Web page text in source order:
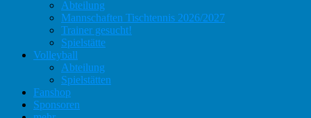
Abteilung
Mannschaften Tischtennis 2026/2027
Trainer gesucht!
Spielstätte
Volleyball
Abteilung
Spielstätten
Fanshop
Sponsoren